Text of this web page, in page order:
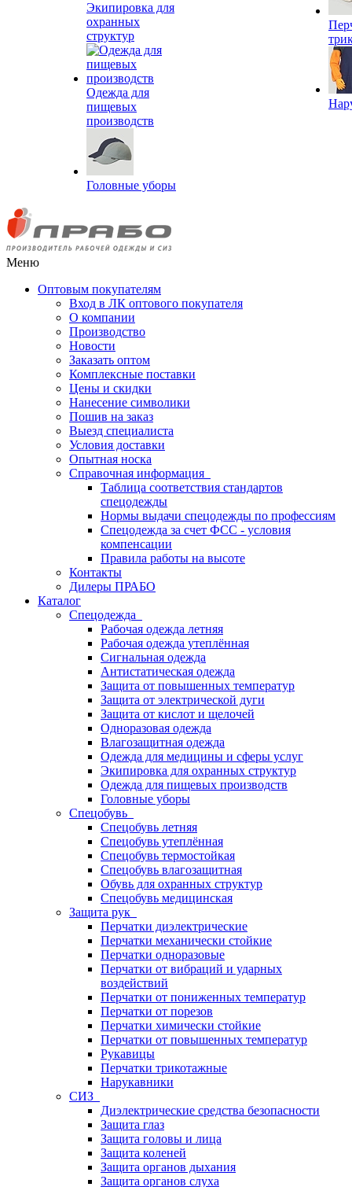
Экипировка для
охранных
структур
Одежда для
пищевых
производств
Головные уборы
Меню
Оптовым покупателям
Вход в ЛК оптового покупателя
О компании
Производство
Новости
Заказать оптом
Комплексные поставки
Цены и скидки
Нанесение символики
Пошив на заказ
Выезд специалиста
Условия доставки
Опытная носка
Справочная информация
Таблица соответствия стандартов
спецодежды
Нормы выдачи спецодежды по профессиям
Спецодежда за счет ФСС - условия
компенсации
Правила работы на высоте
Контакты
Дилеры ПРАБО
Каталог
Спецодежда
Рабочая одежда летняя
Рабочая одежда утеплённая
Сигнальная одежда
Антистатическая одежда
Защита от повышенных температур
Защита от электрической дуги
Защита от кислот и щелочей
Одноразовая одежда
Влагозащитная одежда
Одежда для медицины и сферы услуг
Экипировка для охранных структур
Одежда для пищевых производств
Головные уборы
Спецобувь
Спецобувь летняя
Спецобувь утеплённая
Спецобувь термостойкая
Спецобувь влагозащитная
Обувь для охранных структур
Спецобувь медицинская
Защита рук
Перчатки диэлектрические
Перчатки механически стойкие
Перчатки одноразовые
Перчатки от вибраций и ударных
воздействий
Перчатки от пониженных температур
Перчатки от порезов
Перчатки химически стойкие
Перчатки от повышенных температур
Рукавицы
Перчатки трикотажные
Нарукавники
СИЗ
Диэлектрические средства безопасности
Защита глаз
Защита головы и лица
Защита коленей
Защита органов дыхания
Защита органов слуха